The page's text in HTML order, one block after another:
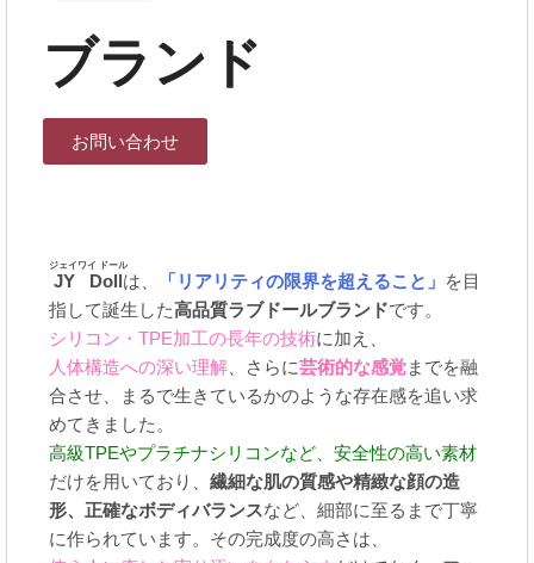
ブランド
お問い合わせ
JY Doll
ジェイワイ ドール
は、 「リアリティの限界を超えること」 を目
指して誕生した高品質ラブドールブランドです。
シリコン・TPE加工の長年の技術に加え、
人体構造への深い理解 、さらに芸術的な感覚までを融
合させ、まるで生きているかのような存在感を追い求
めてきました。
高級TPEやプラチナシリコンなど、安全性の高い素材
だけを用いており、 繊細な肌の質感や精緻な顔の造
形、正確なボディバランスなど、細部に至るまで丁寧
に作られています。その完成度の高さは、